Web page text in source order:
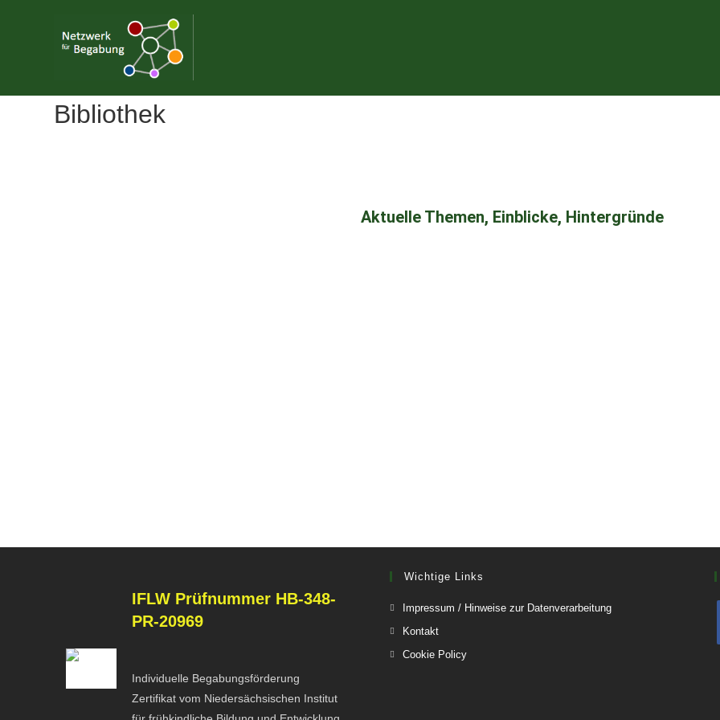
Bibliothek
Aktuelle Themen, Einblicke, Hintergründe
IFLW Prüfnummer HB-348-
PR-20969
Individuelle Begabungsförderung
Zertifikat vom Niedersächsischen Institut
Wichtige Links
Impressum / Hinweise zur Datenverarbeitung
Kontakt
Cookie Policy